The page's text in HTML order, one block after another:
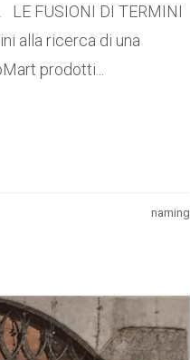
LE FUSIONI DI TERMINI
alla ricerca di una
prodotti...
naming